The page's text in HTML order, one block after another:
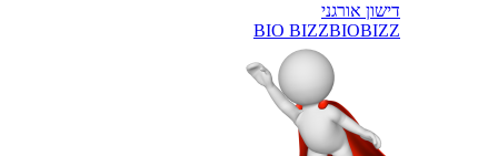
דישון אורגני
BIO BIZZBIOBIZZ